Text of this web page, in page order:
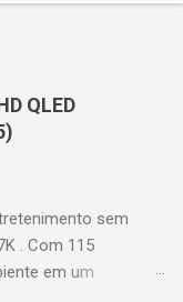
QLED
sem
. Com 115
em um